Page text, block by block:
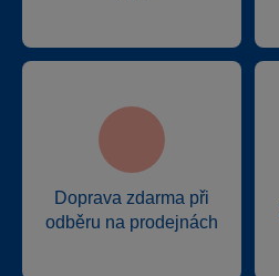
Doprava zdarma při
odběru na prodejnách